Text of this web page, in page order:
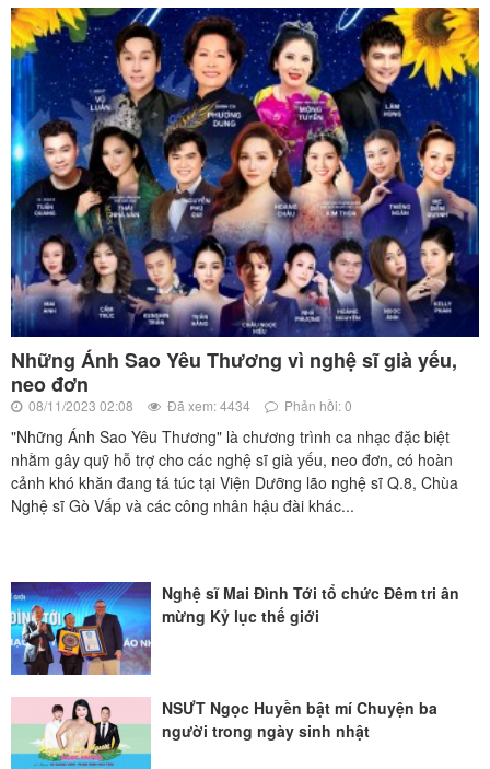
Những Ánh Sao Yêu Thương vì nghệ sĩ già yếu,
neo đơn
08/11/2023 02:08 Đã xem: 4434 Phản hồi: 0
"Những Ánh Sao Yêu Thương" là chương trình ca nhạc đặc biệt
nhằm gây quỹ hỗ trợ cho các nghệ sĩ già yếu, neo đơn, có hoàn
cảnh khó khăn đang tá túc tại Viện Dưỡng lão nghệ sĩ Q.8, Chùa
Nghệ sĩ Gò Vấp và các công nhân hậu đài khác...
Nghệ sĩ Mai Đình Tới tổ chức Đêm tri ân
mừng Kỷ lục thế giới
NSƯT Ngọc Huyền bật mí Chuyện ba
người trong ngày sinh nhật